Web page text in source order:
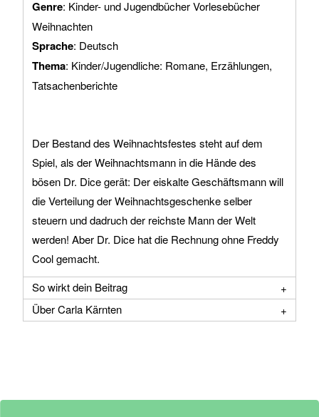
Genre: Kinder- und Jugendbücher Vorlesebücher
Weihnachten
Sprache: Deutsch
Thema: Kinder/Jugendliche: Romane, Erzählungen,
Tatsachenberichte
Der Bestand des Weihnachtsfestes steht auf dem
Spiel, als der Weihnachtsmann in die Hände des
bösen Dr. Dice gerät: Der eiskalte Geschäftsmann will
die Verteilung der Weihnachtsgeschenke selber
steuern und dadruch der reichste Mann der Welt
werden! Aber Dr. Dice hat die Rechnung ohne Freddy
Cool gemacht.
So wirkt dein Beitrag
Über Carla Kärnten